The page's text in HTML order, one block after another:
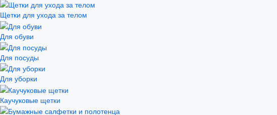
Щетки для ухода за телом
Для обуви
Для посуды
Для уборки
Каучуковые щетки